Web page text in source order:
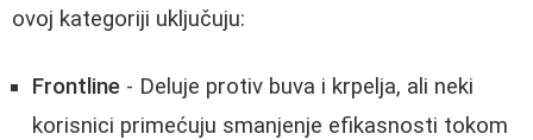
ovoj kategoriji uključuju:
Frontline - Deluje protiv buva i krpelja, ali neki
korisnici primećuju smanjenje efikasnosti tokom